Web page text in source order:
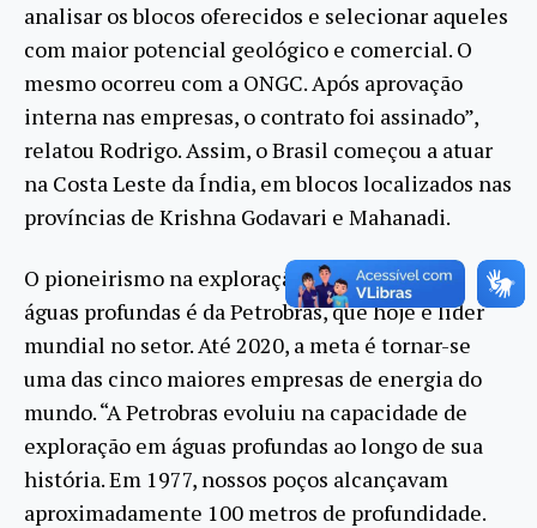
analisar os blocos oferecidos e selecionar aqueles
com maior potencial geológico e comercial. O
mesmo ocorreu com a ONGC. Após aprovação
interna nas empresas, o contrato foi assinado”,
relatou Rodrigo. Assim, o Brasil começou a atuar
na Costa Leste da Índia, em blocos localizados nas
províncias de Krishna Godavari e Mahanadi.
O pioneirismo na exploração de petróleo em
águas profundas é da Petrobras, que hoje é líder
mundial no setor. Até 2020, a meta é tornar-se
uma das cinco maiores empresas de energia do
mundo. “A Petrobras evoluiu na capacidade de
exploração em águas profundas ao longo de sua
história. Em 1977, nossos poços alcançavam
aproximadamente 100 metros de profundidade.